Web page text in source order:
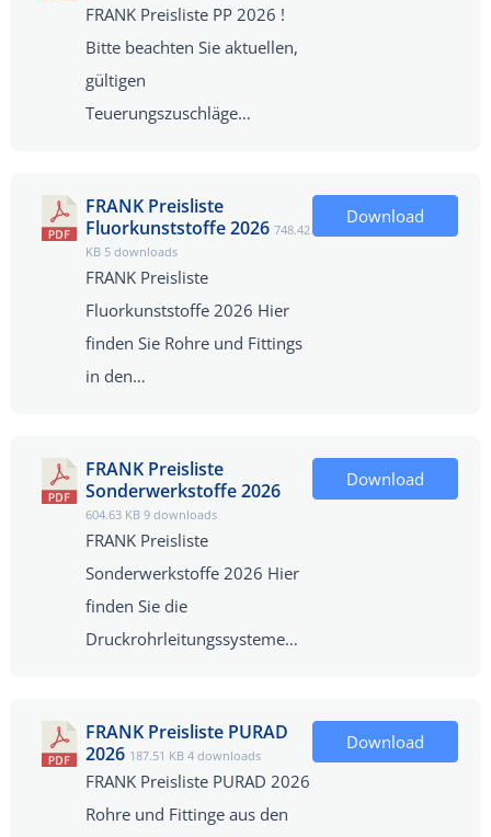
FRANK Preisliste PP 2026 !
Bitte beachten Sie aktuellen,
gültigen
Teuerungszuschläge…
FRANK Preisliste
Fluorkunststoffe 2026 748.42
KB 5 downloads
FRANK Preisliste
Fluorkunststoffe 2026 Hier
finden Sie Rohre und Fittings
in den…
Download
FRANK Preisliste
Sonderwerkstoffe 2026
604.63 KB 9 downloads
FRANK Preisliste
Sonderwerkstoffe 2026 Hier
finden Sie die
Druckrohrleitungssysteme…
Download
FRANK Preisliste PURAD
2026 187.51 KB 4 downloads
FRANK Preisliste PURAD 2026
Rohre und Fittinge aus den
Download